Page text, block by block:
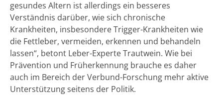
gesundes Altern ist allerdings ein besseres
Verständnis darüber, wie sich chronische
Krankheiten, insbesondere Trigger-Krankheiten wie
die Fettleber, vermeiden, erkennen und behandeln
lassen“, betont Leber-Experte Trautwein. Wie bei
Prävention und Früherkennung brauche es daher
auch im Bereich der Verbund-Forschung mehr aktive
Unterstützung seitens der Politik.